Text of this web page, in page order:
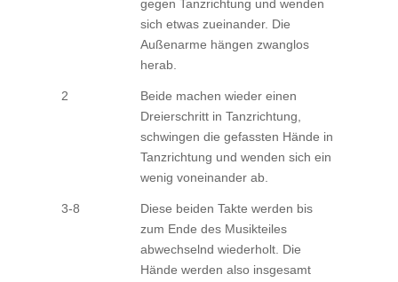
gegen Tanzrichtung und wenden
sich etwas zueinander. Die
Außenarme hängen zwanglos
herab.
2
Beide machen wieder einen
Dreierschritt in Tanzrichtung,
schwingen die gefassten Hände in
Tanzrichtung und wenden sich ein
wenig voneinander ab.
3-8
Diese beiden Takte werden bis
zum Ende des Musikteiles
abwechselnd wiederholt. Die
Hände werden also insgesamt